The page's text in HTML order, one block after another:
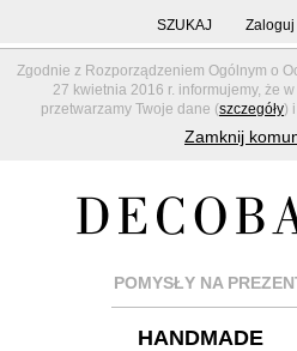
Zgodnie z Rozporządzeniem Ogólnym o
27 kwietnia 2016 r. informujemy, że
przetwarzamy Twoje dane (szczegóły)
Zamknij
SZUKAJ Zaloguj
POMYSŁY NA
HANDMADE